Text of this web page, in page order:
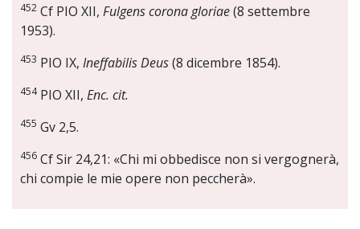
452 Cf PIO XII, Fulgens corona gloriae(8 settembre
1953).
453 PIO IX, Ineffabilis Deus(8 dicembre 1854).
454PIO XII, Enc. cit.
455 Gv 2,5.
456 Cf Sir 24,21: «Chi mi obbedisce non si vergognerà,
chi compie le mie opere non peccherà».